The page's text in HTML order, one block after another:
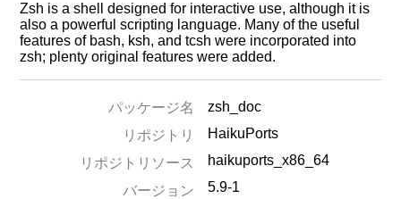
Zsh is a shell designed for interactive use, although it is
also a powerful scripting language. Many of the useful
features of bash, ksh, and tcsh were incorporated into
zsh; plenty original features were added.
パッケージ名
zsh_doc
リポジトリ
HaikuPorts
リポジトリソース
haikuports_x86_64
バージョン
5.9-1